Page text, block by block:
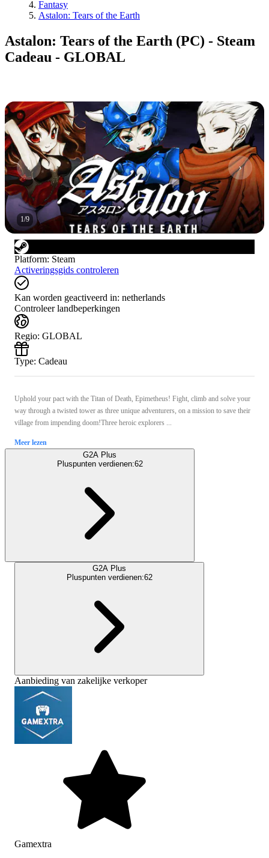
Fantasy
Astalon: Tears of the Earth
Astalon: Tears of the Earth (PC) - Steam
Cadeau - GLOBAL
1/9
Platform: Steam
Activeringsgids controleren
Kan worden geactiveerd in: netherlands
Controleer landbeperkingen
Regio: GLOBAL
Type: Cadeau
Uphold your pact with the Titan of Death, Epimetheus! Fight, climb and solve your
way through a twisted tower as three unique adventurers, on a mission to save their
village from impending doom!Three heroic explorers ...
Meer lezen
G2A Plus
Pluspunten verdienen:62
G2A Plus
Pluspunten verdienen:62
Aanbieding van zakelijke verkoper
Gamextra